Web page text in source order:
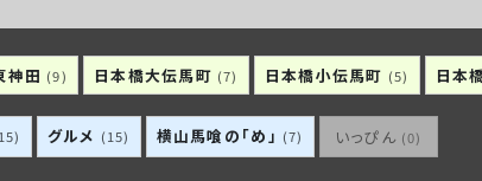
神田 (9) 日本橋大伝馬町 (7) 日本橋小伝馬町 (5) 日本
グルメ (15) 横山馬喰の「め」 (7) いっぴん (0)